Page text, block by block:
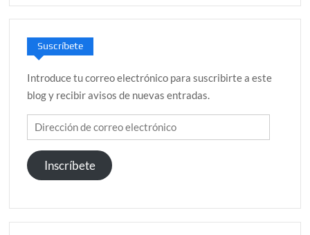
Suscríbete
Introduce tu correo electrónico para suscribirte a este
blog y recibir avisos de nuevas entradas.
Dirección
de
correo
electrónico
Inscríbete